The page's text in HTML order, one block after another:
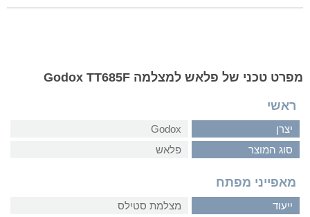
מפרט טכני של פלאש למצלמה Godox TT685F
ראשי
יצרן
Godox
סוג המוצר
פלאש
מאפייני מפתח
ייעוד מצלמת סטילס